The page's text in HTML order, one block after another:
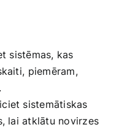
sistēmas,‍ kas
piemēram,​
sistemātiskas⁤
lai atklātu‌ novirzes